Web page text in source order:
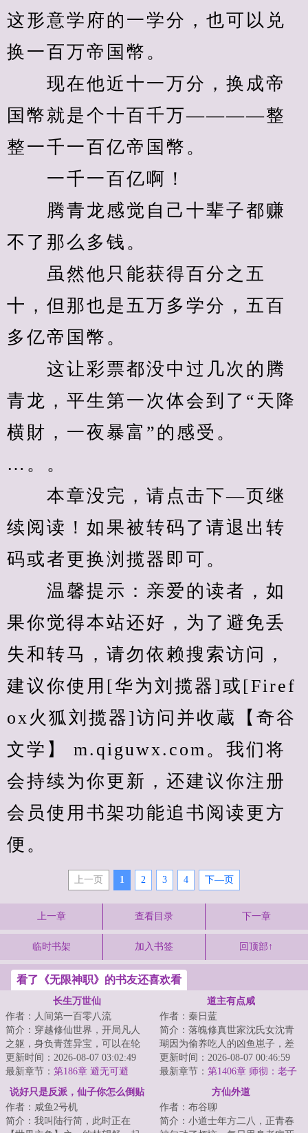
这形意学府的一学分，也可以兑
换一百万帝国幣。
现在他近十一万分，换成帝
国幣就是个十百千万————整
整一千一百亿帝国幣。
一千一百亿啊！
腾青龙感觉自己十辈子都赚
不了那么多钱。
虽然他只能获得百分之五
十，但那也是五万多学分，五百
多亿帝国幣。
这让彩票都没中过几次的腾
青龙，平生第一次体会到了“天降
横財，一夜暴富”的感受。
…。。
本章没完，请点击下—页继
续阅读！如果被转码了请退出转
码或者更换浏揽器即可。
温馨提示：亲爱的读者，如
果你觉得本站还好，为了避免丢
失和转马，请勿依赖搜索访问，
建议你使用[华为刘揽器]或[Firef
ox火狐刘揽器]访问并收蔵【奇谷
文学】 m.qiguwx.com。我们将
会持续为你更新，还建议你注册
会员使用书架功能追书阅读更方
便。
上一页 1 2 3 4 下—页
上一章 查看目录 下一章
临时书架 加入书签 回顶部↑
看了《无限神职》的书友还喜欢看
长生万世仙
作者：人间第一百零八流
简介：穿越修仙世界，开局凡人
之躯，身负青莲异宝，可以在轮
回中无限进化血脉灵根。方生一
世世轮回，从杂...
更新时间：2026-08-07 03:02:49
最新章节： 第186章 避无可避
道主有点咸
作者：秦日蓝
简介：落魄修真世家沈氏女沈青
瑚因为偷养吃人的凶鱼崽子，差
点把失足落水的自家堂姐的未婚
夫给吃成骨头架...
更新时间：2026-08-07 00:46:59
最新章节： 第1406章 师彻：老子
说好只是反派，仙子你怎么倒贴
了
作者：咸鱼2号机
简介：我叫陆行简，此时正在
方仙外道
作者：布谷聊
简介：小道士年方二八，正青春